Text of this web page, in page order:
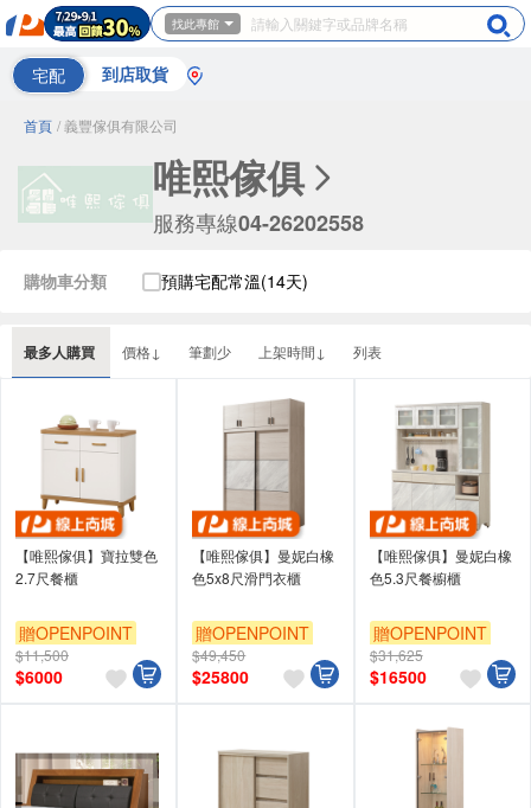
找此專館
宅配 到店取貨
首頁 / 義豐傢俱有限公司
唯熙傢俱
服務專線04-26202558
最多人購買 價格↓ 筆劃少 上架時間↓ 列表
購物車分類 預購宅配常溫(14天)
【唯熙傢俱】寶拉雙色
2.7尺餐櫃
贈OPENPOINT
$11,500
$6000
【唯熙傢俱】曼妮白橡
色5x8尺滑門衣櫃
贈OPENPOINT
$49,450
$25800
【唯熙傢俱】曼妮白橡
色5.3尺餐櫥櫃
贈OPENPOINT
$31,625
$16500